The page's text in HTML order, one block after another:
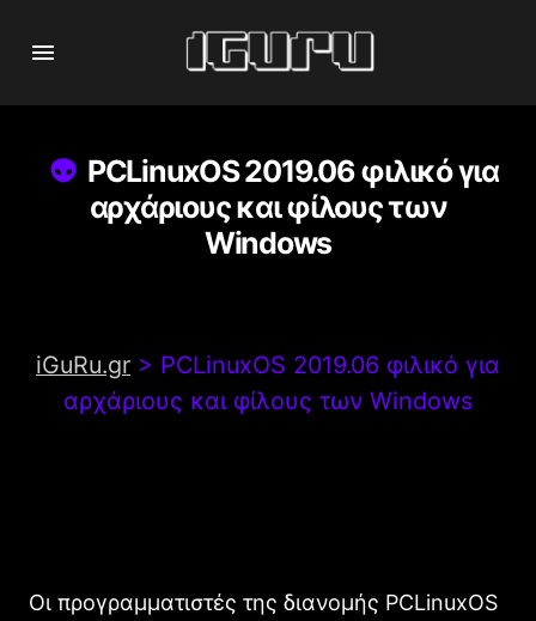
PCLinuxOS 2019.06 φιλικό για
αρχάριους και φίλους των
Windows
iGuRu.gr > PCLinuxOS 2019.06 φιλικό για
αρχάριους και φίλους των Windows
Οι προγραμματιστές της διανομής PCLinuxOS